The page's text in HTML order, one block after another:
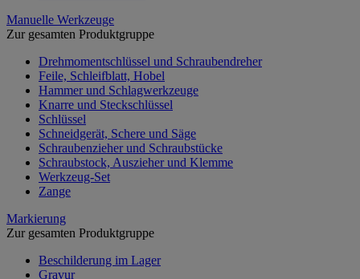
Manuelle Werkzeuge
Zur gesamten Produktgruppe
Drehmomentschlüssel und Schraubendreher
Feile, Schleifblatt, Hobel
Hammer und Schlagwerkzeuge
Knarre und Steckschlüssel
Schlüssel
Schneidgerät, Schere und Säge
Schraubenzieher und Schraubstücke
Schraubstock, Auszieher und Klemme
Werkzeug-Set
Zange
Markierung
Zur gesamten Produktgruppe
Beschilderung im Lager
Gravur